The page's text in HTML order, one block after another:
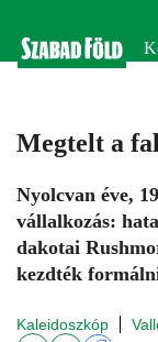
Megtelt a fal
Nyolcvan éve,
vállalkozás:
dakotai
kezdték
Kaleidoszkóp